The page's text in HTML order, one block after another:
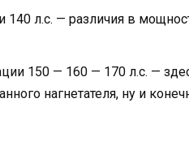
140 л.с. — различия в
150 — 160 — 170 л.с. —
нагнетателя, ну и